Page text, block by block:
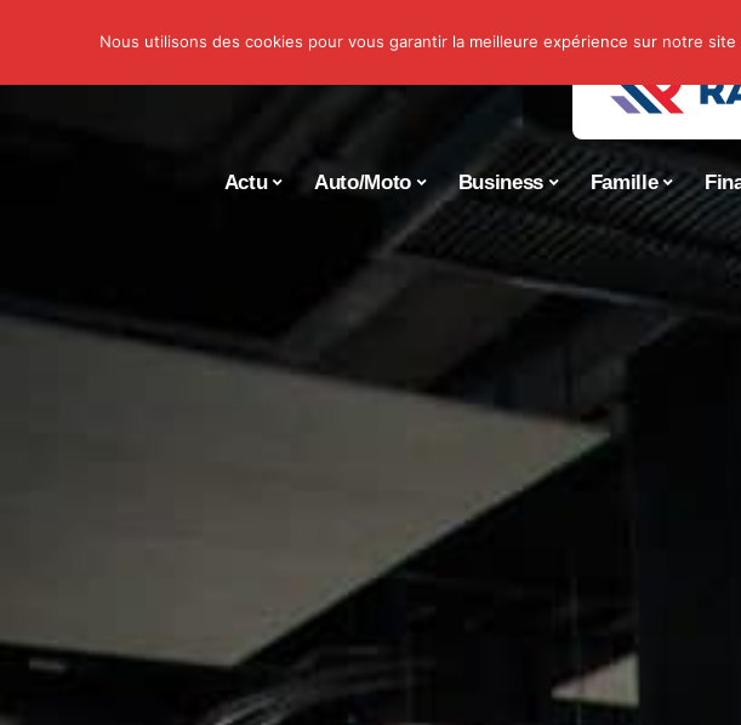
Actu Auto/Moto Business Famille
Nous utilisons des cookies pour vous garantir la meilleure expérience sur notre